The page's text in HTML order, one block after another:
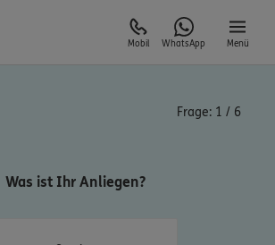
Mobil WhatsApp Menü
Frage: 1 / 6
Was ist Ihr Anliegen?